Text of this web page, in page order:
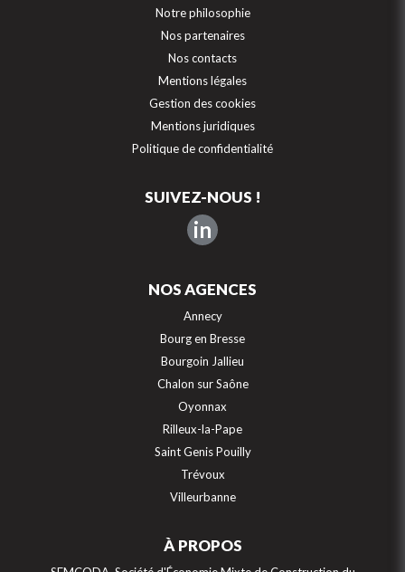
Notre philosophie
Nos partenaires
Nos contacts
Mentions légales
Gestion des cookies
Mentions juridiques
Politique de confidentialité
SUIVEZ-NOUS !
in
NOS AGENCES
Annecy
Bourg en Bresse
Bourgoin Jallieu
Chalon sur Saône
Oyonnax
Rilleux-la-Pape
Saint Genis Pouilly
Trévoux
Villeurbanne
À PROPOS